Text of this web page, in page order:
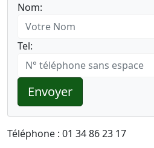
Nom:
Tel:
Envoyer
Téléphone : 01 34 86 23 17